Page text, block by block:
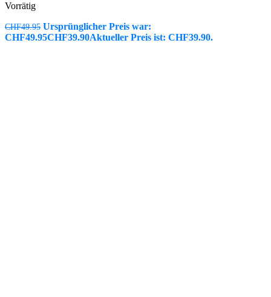
Vorrätig
CHF49.95 Ursprünglicher Preis war:
CHF49.95CHF39.90Aktueller Preis ist: CHF39.90.